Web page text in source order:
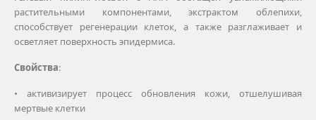
растительными компонентами, экстрактом облепихи,
способствует регенерации клеток, а также разглаживает и
осветляет поверхность эпидермиса.
Свойства:
• активизирует процесс обновления кожи, отшелушивая
мертвые клетки